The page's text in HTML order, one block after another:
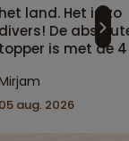
het land. Het is zo
divers! De
topper is met de
het
huiskamerdiner,
05 aug. 2026